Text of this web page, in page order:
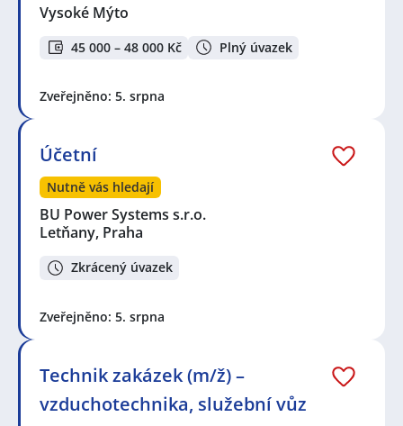
Vysoké Mýto
45 000 – 48 000 Kč Plný úvazek
Zveřejněno: 5. srpna
Účetní
Nutně vás hledají
BU Power Systems s.r.o.
Letňany, Praha
Zkrácený úvazek
Zveřejněno: 5. srpna
Technik zakázek (m/ž) –
vzduchotechnika, služební vůz